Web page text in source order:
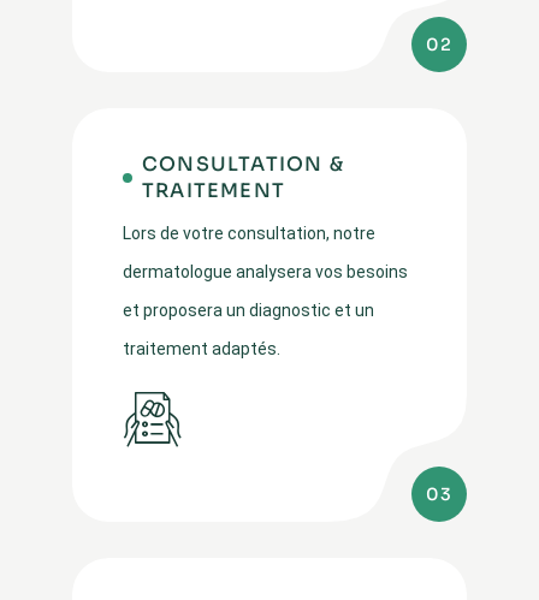
02
CONSULTATION &
TRAITEMENT
Lors de votre consultation, notre
dermatologue analysera vos besoins
et proposera un diagnostic et un
traitement adaptés.
03